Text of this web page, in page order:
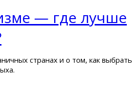
— где лучше
странах и о том, как выбрать